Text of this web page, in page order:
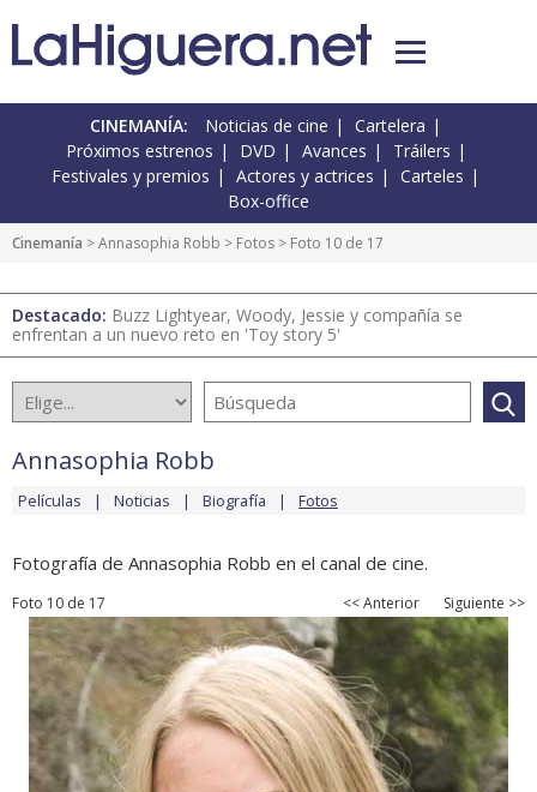
CINEMANÍA: Noticias de cine
Cartelera
Próximos estrenos
DVD Avances
Tráilers
Festivales y premios
Actores y actrices
Carteles
Box-office
Cinemanía >Annasophia Robb > Fotos > Foto 10 de 17
Destacado: Buzz Lightyear, Woody, Jessie y compañía se
enfrentan a un nuevo reto en 'Toy story 5'
Annasophia Robb
Películas Noticias Biografía Fotos
Fotografía de Annasophia Robb en el canal de cine.
Foto 10 de 17 << Anterior Siguiente >>